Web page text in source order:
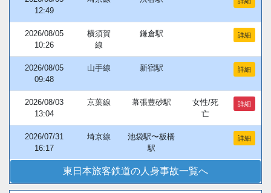
12:49
2026/08/05
10:26
横須賀
線
鎌倉駅 詳細
2026/08/05
09:48
山手線 新宿駅 詳細
2026/08/03
13:04
京葉線 幕張豊砂駅
女性/死
亡
詳細
2026/07/31
16:17
埼京線
池袋駅〜板橋
駅
詳細
東日本旅客鉄道の人身事故一覧へ